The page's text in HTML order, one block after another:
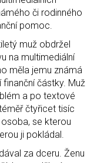
či rodinného
pomoc.
muž obdržel
na multimediální
měla jemu známá
částky. Muž
a po textové
čtyřicet tisíc
se kterou
ji pokládal.
za dceru. Ženu